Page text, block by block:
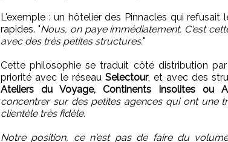
L'exemple : un hôtelier des Pinnacles qui
rapides. "Nous, on paye immédiatement. C'est
avec des très petites structures."
Cette philosophie se traduit côté distribution
priorité avec le réseau Selectour, et avec des
Ateliers du Voyage, Continents Insolites ou
concentrer sur des petites agences qui ont une
clientèle très fidèle.
Notre position, ce n'est pas de faire du